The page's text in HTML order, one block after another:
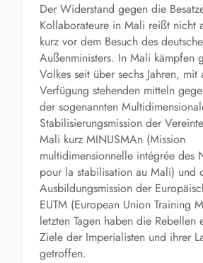
Der Widerstand gegen die
Kollaborateure in Mali reißt nicht
kurz vor dem Besuch des
Außenministers. In Mali kämpfen
Volkes seit über sechs Jahren,
Verfügung stehenden mitteln
der sogenannten
Stabilisierungsmission der
Mali kurz MINUSMAn (Mission
multidimensionnelle intégrée des
pour la stabilisation au Mali) und
Ausbildungsmission der
EUTM (European Union Training
letzten Tagen haben die Rebellen
Ziele der Imperialisten und ihrer
getroffen.